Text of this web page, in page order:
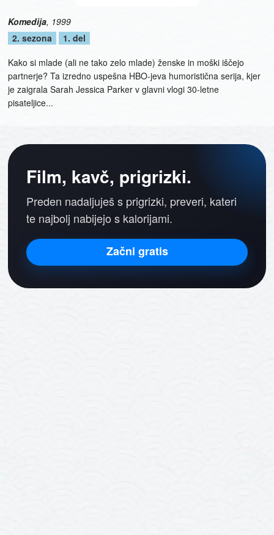
Komedija, 1999
2. sezona
1. del
Kako si mlade (ali ne tako zelo mlade) ženske in moški iščejo
partnerje? Ta izredno uspešna HBO-jeva humoristična serija, kjer
je zaigrala Sarah Jessica Parker v glavni vlogi 30-letne
pisateljice...
Film, kavč, prigrizki.
Preden nadaljuješ s prigrizki, preveri, kateri
te najbolj nabijejo s kalorijami.
Začni gratis